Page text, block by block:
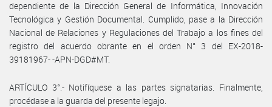
dependiente de la Dirección General de Informática, Innovación
Tecnológica y Gestión Documental. Cumplido, pase a la Dirección
Nacional de Relaciones y Regulaciones del Trabajo a los fines del
registro del acuerdo obrante en el orden N° 3 del EX-2018-
39181967- -APN-DGD#MT.
ARTÍCULO 3°.- Notifíquese a las partes signatarias. Finalmente,
procédase a la guarda del presente legajo.